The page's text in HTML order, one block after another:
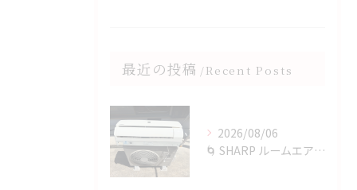
最近の投稿 Recent Posts
2026/08/06
🌀 SHARP ルームエアコンを四日市で買取✨